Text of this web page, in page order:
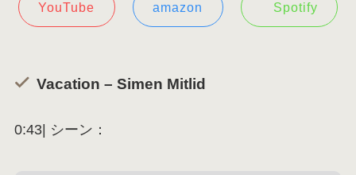
YouTube amazon Spotify
Vacation – Simen Mitlid
0:43| シーン：